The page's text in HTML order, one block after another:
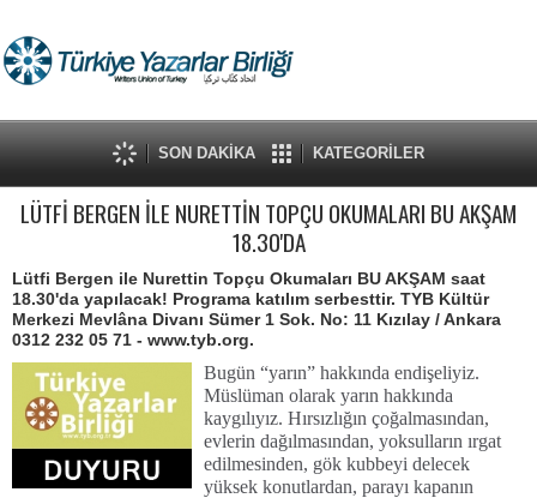
SON DAKİKA KATEGORİLER
LÜTFİ BERGEN İLE NURETTİN TOPÇU OKUMALARI BU AKŞAM
18.30'DA
Lütfi Bergen ile Nurettin Topçu Okumaları BU AKŞAM saat
18.30'da yapılacak! Programa katılım serbesttir. TYB Kültür
Merkezi Mevlâna Divanı Sümer 1 Sok. No: 11 Kızılay / Ankara
0312 232 05 71 - www.tyb.org.
Bugün “yarın” hakkında endişeliyiz.
Müslüman olarak yarın hakkında
kaygılıyız. Hırsızlığın çoğalmasından,
evlerin dağılmasından, yoksulların ırgat
edilmesinden, gök kubbeyi delecek
yüksek konutlardan, parayı kapanın